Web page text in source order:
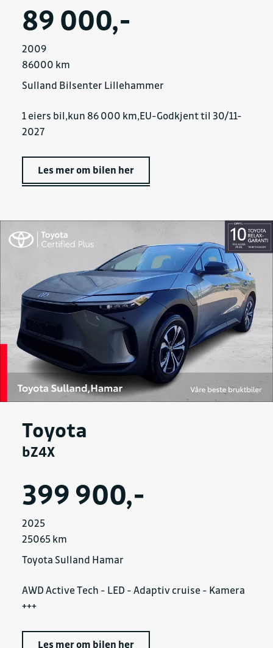
89 000,-
2009
86000 km
Sulland Bilsenter Lillehammer
1 eiers bil,kun 86 000 km,EU-Godkjent til 30/11-
2027
Les mer om bilen her
Toyota
bZ4X
399 900,-
2025
25065 km
Toyota Sulland Hamar
AWD Active Tech - LED - Adaptiv cruise - Kamera
+++
Les mer om bilen her